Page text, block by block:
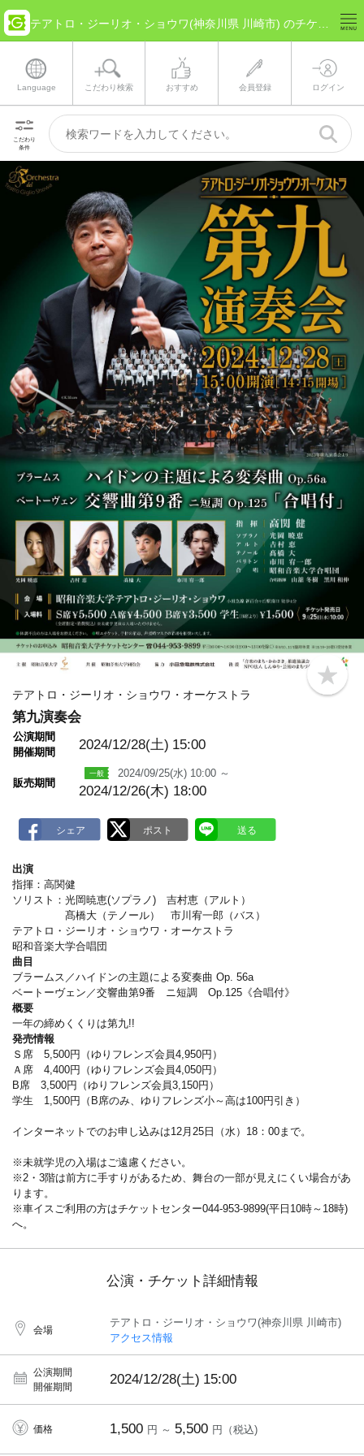
Language こだわり検索 おすすめ 会員登録 ログイン
こだわり
条件
b
o
テアトロ・ジーリオ・ショウワ・オーケストラ
第九演奏会
公演期間
開催期間
2024/12/28(土) 15:00
販売期間
2024/09/25(水) 10:00 ～
2024/12/26(木) 18:00
出演
指揮：高関健
ソリスト：光岡暁恵(ソプラノ) 吉村恵（アルト）
髙橋大（テノール） 市川宥一郎（バス）
テアトロ・ジーリオ・ショウワ・オーケストラ
昭和音楽大学合唱団
曲目
ブラームス／ハイドンの主題による変奏曲 Op. 56a
ベートーヴェン／交響曲第9番 ニ短調 Op.125《合唱付》
概要
一年の締めくくりは第九!!
発売情報
Ｓ席 5,500円（ゆりフレンズ会員4,950円）
Ａ席 4,400円（ゆりフレンズ会員4,050円）
B席 3,500円（ゆりフレンズ会員3,150円）
学生 1,500円（B席のみ、ゆりフレンズ小～高は100円引き）
インターネットでのお申し込みは12月25日（水）18：00まで。
※未就学児の入場はご遠慮ください。
※2・3階は前方に手すりがあるため、舞台の一部が見えにくい場合があ
ります。
※車イスご利用の方はチケットセンター044-953-9899(平日10時～18時)
へ。
公演・チケット詳細情報
会場
テアトロ・ジーリオ・ショウワ(神奈川県 川崎市)
アクセス情報
公演期間
開催期間
2024/12/28(土) 15:00
価格 1,500 円 ～ 5,500 円（税込)